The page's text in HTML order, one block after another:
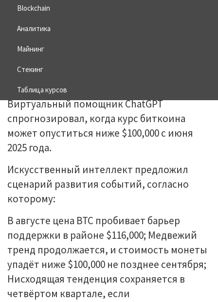
Blockchain
Аналитика
Майнинг
Стекинг
Таблица курсов
ChatGPT дал прогноз по
биткоину
28.07.2025
Виртуальный помощник ChatGPT
спрогнозировал, когда курс биткоина
может опуститься ниже $100,000 с июня
2025 года.
Искусственный интеллект предложил
сценарий развития событий, согласно
которому:
В августе цена BTC пробивает барьер
поддержки в районе $116,000; Медвежий
тренд продолжается, и стоимость монеты
упадёт ниже $100,000 не позднее сентября;
Нисходящая тенденция сохраняется в
четвёртом квартале, если